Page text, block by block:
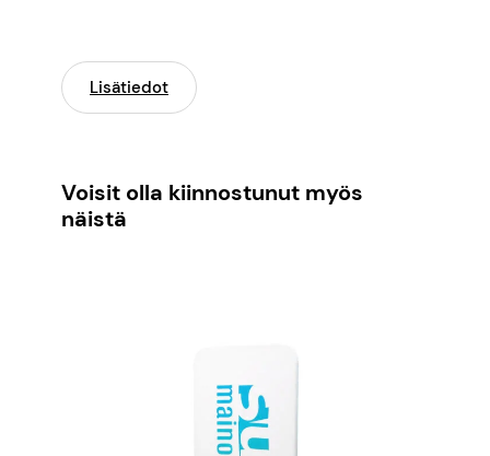
Lisätiedot
Voisit olla kiinnostunut myös
näistä